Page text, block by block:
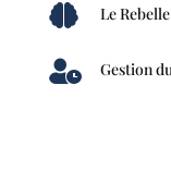
 Le
 Gestion